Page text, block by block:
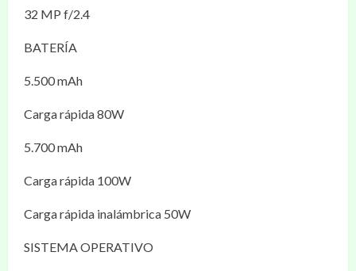
32 MP f/2.4
BATERÍA
5.500 mAh
Carga rápida 80W
5.700 mAh
Carga rápida 100W
Carga rápida inalámbrica 50W
SISTEMA OPERATIVO